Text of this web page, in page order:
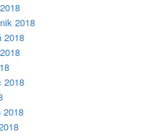
2018
2018
2018
2018